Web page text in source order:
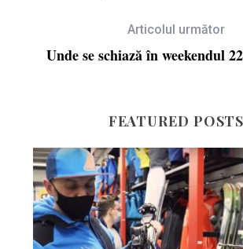
Articolul următor
Unde se schiază în weekendul
FEATURED POSTS